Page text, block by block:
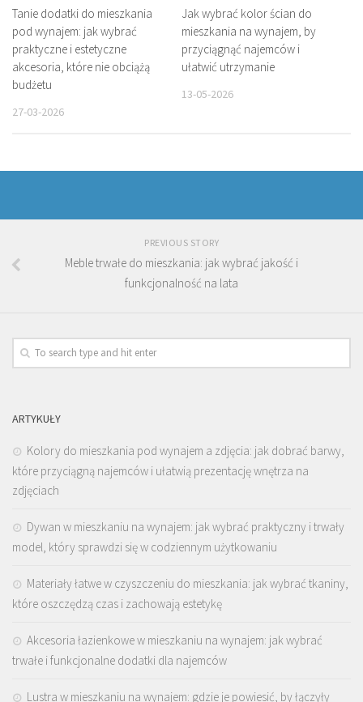
Tanie dodatki do mieszkania
pod wynajem: jak wybrać
praktyczne i estetyczne
akcesoria, które nie obciążą
budżetu
27-03-2026
Jak wybrać kolor ścian do
mieszkania na wynajem, by
przyciągnąć najemców i
ułatwić utrzymanie
13-05-2026
PREVIOUS STORY
Meble trwałe do mieszkania: jak wybrać jakość i
funkcjonalność na lata
ARTYKUŁY
Kolory do mieszkania pod wynajem a zdjęcia: jak dobrać barwy,
które przyciągną najemców i ułatwią prezentację wnętrza na
zdjęciach
Dywan w mieszkaniu na wynajem: jak wybrać praktyczny i trwały
model, który sprawdzi się w codziennym użytkowaniu
Materiały łatwe w czyszczeniu do mieszkania: jak wybrać tkaniny,
które oszczędzą czas i zachowają estetykę
Akcesoria łazienkowe w mieszkaniu na wynajem: jak wybrać
trwałe i funkcjonalne dodatki dla najemców
Lustra w mieszkaniu na wynajem: gdzie je powiesić, by łączyły